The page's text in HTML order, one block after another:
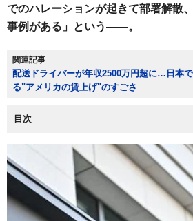
でのハレーションが起きて部署解散
事例がある」という――。
関連記事
配送ドライバーが年収2500万円超に…日本
る"アメリカの賃上げ"のすごさ
目次